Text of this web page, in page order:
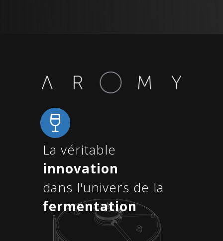
La véritable
innovation
dans l'univers de la
fermentation